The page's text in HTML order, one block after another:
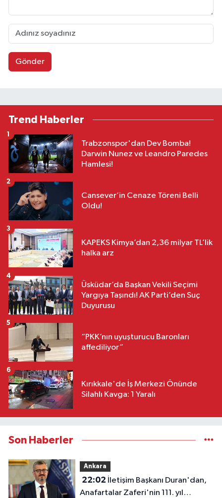
Gönder
Trend Haberler
Trabzonspor'dan Dev Bomba!
Darwin Nunez ve Leandro Paredes
Hamlesi!
1
Cansever’in Cenaze Töreni Belli
Oldu!
2
KAPEKS Kimya’dan 2,36 milyar TL’lik
halka arz
3
Üsküdar’da Başkan Vekili Seçimi
Yargıya Taşındı! AK Parti’den Suç
Duyurusu
4
“PKK’nın uyuşturucu Baronları
affediliyor”
5
Kırıkkale'de İş Merkezi Önünde
Silahlı Kavga: 1 Yaralı
6
Son Haberler
Ankara
22:02
Anafartalar Zaferi'nin 111. yıl